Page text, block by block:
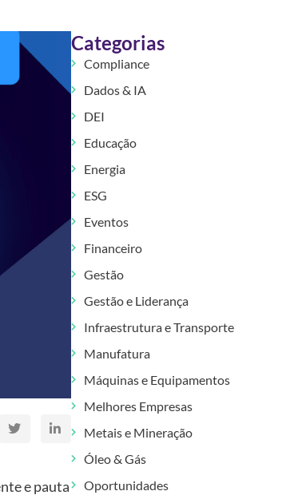
e pauta
Categorias
Compliance
Dados & IA
DEI
Educação
Energia
ESG
Eventos
Financeiro
Gestão
Gestão e Liderança
Infraestrutura e Transporte
Manufatura
Máquinas e Equipamentos
Melhores Empresas
Metais e Mineração
Óleo & Gás
Oportunidades